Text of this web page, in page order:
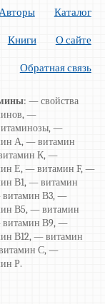
Каталог
Книги О сайте
Обратная связь
: — свойства
—
—
А, — витамин
К, —
Е, — витамин F, —
В1, — витамин
В3, —
В5, — витамин
В9, —
В12, — витамин
С, —
Р.